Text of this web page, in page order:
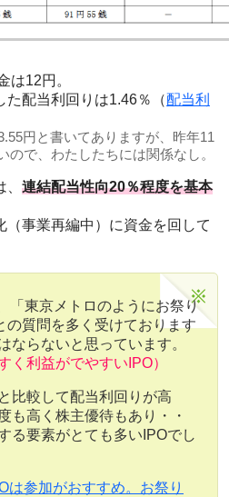
は12円。
た配当利回りは1.46％（配当利
円と書いてありますが、昨年11
ので、わたしたちには関係なし。
連結配当性向20％程度を基本
事業再編中）に資金を回して
「東京メトロのようにお祭り
の質問を多く受けております
ならないと思っています。
く利益がでやすいIPO）
比較して配当利回りが高
も高く株主優待もあり・・
る要素がとても多いIPOでし
は参加がおすすめ。お祭り